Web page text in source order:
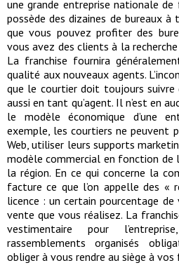
une grande entreprise nationale
possède des dizaines de bureaux à
que vous pouvez profiter des
vous avez des clients à la
La franchise fournira
qualité aux nouveaux agents.
que le courtier doit toujours
aussi en tant qu’agent. Il n’est en
le modèle économique d’une
exemple, les courtiers ne peuvent
Web, utiliser leurs supports
modèle commercial en fonction de
la région. En ce qui concerne la
facture ce que l’on appelle des «
licence : un certain pourcentage
vente que vous réalisez. La
vestimentaire pour
rassemblements organisés
obliger à vous rendre au siège à vos